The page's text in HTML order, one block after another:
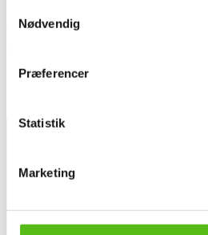
Nødvendig
Præferencer
Statistik
Marketing
Parker Hale Safari hunting rifle cal. 243
Total length: 113 cm. Pipe length: 63 cm.
Sign up for our newsletter and